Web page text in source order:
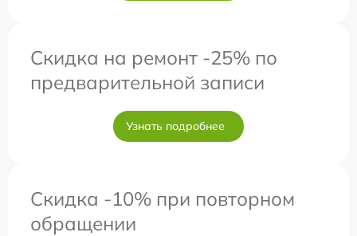
Скидка на ремонт -25% по
предварительной записи
Узнать подробнее
Скидка -10% при повторном
обращении